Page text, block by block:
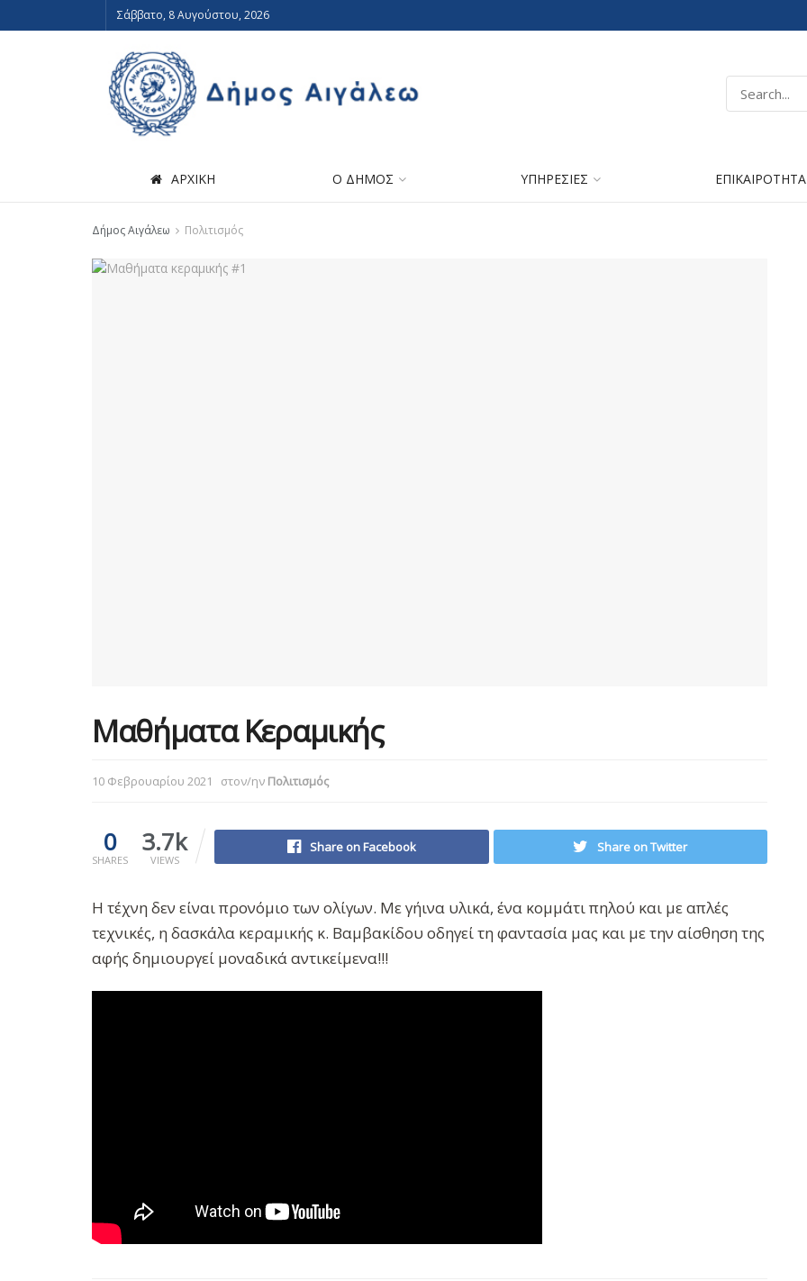
Σάββατο, 8 Αυγούστου, 2026
ΑΡΧΙΚΗ Ο ΔΗΜΟΣ ΥΠΗΡΕΣΙΕΣ ΕΠΙΚΑΙΡΟΤΗΤΑ
Δήμος Αιγάλεω Πολιτισμός
Μαθήματα Κεραμικής
10 Φεβρουαρίου 2021 στον/ην Πολιτισμός
0
SHARES
3.7k
VIEWS
Share on Facebook Share on Twitter
Η τέχνη δεν είναι προνόμιο των ολίγων. Με γήινα υλικά, ένα κομμάτι πηλού και με απλές
τεχνικές, η δασκάλα κεραμικής κ. Βαμβακίδου οδηγεί τη φαντασία μας και με την αίσθηση της
αφής δημιουργεί μοναδικά αντικείμενα!!!